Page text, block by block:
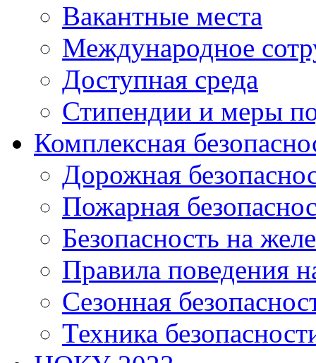
Вакантные места
Международное
Доступная среда
Стипендии и меры
Комплексная
Дорожная
Пожарная
Безопасность на
Правила поведения
Сезонная
Техника